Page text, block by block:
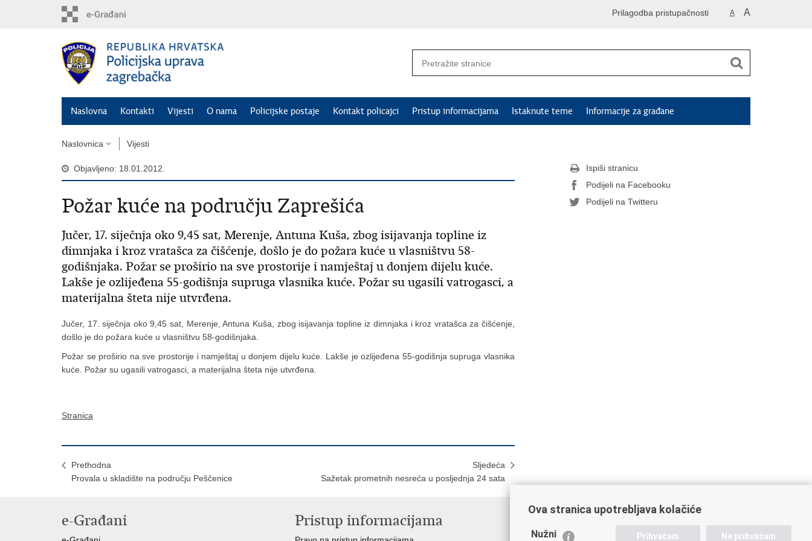
A A
Prilagodba pristupačnosti
Naslovna Kontakti Vijesti O nama Policijske postaje Kontakt policajci Pristup informacijama Istaknute teme Informacije za građane
Naslovnica Vijesti
Objavljeno: 18.01.2012.
Požar kuće na području Zaprešića
Jučer, 17. siječnja oko 9,45 sat, Merenje, Antuna Kuša, zbog isijavanja topline iz
dimnjaka i kroz vratašca za čišćenje, došlo je do požara kuće u vlasništvu 58-
godišnjaka. Požar se proširio na sve prostorije i namještaj u donjem dijelu kuće.
Lakše je ozlijeđena 55-godišnja supruga vlasnika kuće. Požar su ugasili vatrogasci, a
materijalna šteta nije utvrđena.
Jučer, 17. siječnja oko 9,45 sat, Merenje, Antuna Kuša, zbog isijavanja topline iz dimnjaka i kroz vratašca za čišćenje,
došlo je do požara kuće u vlasništvu 58-godišnjaka.
Požar se proširio na sve prostorije i namještaj u donjem dijelu kuće. Lakše je ozlijeđena 55-godišnja supruga vlasnika
kuće. Požar su ugasili vatrogasci, a materijalna šteta nije utvrđena.
Stranica
Prethodna
Provala u skladište na području Peščenice
Sljedeća
Sažetak prometnih nesreća u posljednja 24 sata
Ispiši stranicu
Podijeli na Facebooku
Podijeli na Twitteru
e-Građani Pristup informacijama Važne poveznice
Ova stranica upotrebljava kolačiće
Nužni Prihvaćam Ne prihvaćam